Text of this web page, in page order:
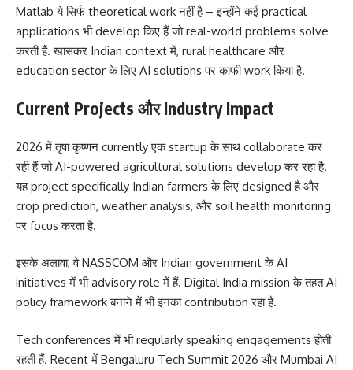
Matlab ये सिर्फ theoretical work नहीं है – इन्होंने कई practical
applications भी develop किए हैं जो real-world problems solve
करती हैं. खासकर Indian context में, rural healthcare और
education sector के लिए AI solutions पर काफी work किया है.
Current Projects और Industry Impact
2026 में तृषा कृष्णन currently एक startup के साथ collaborate कर
रही हैं जो AI-powered agricultural solutions develop कर रहा है.
यह project specifically Indian farmers के लिए designed है और
crop prediction, weather analysis, और soil health monitoring
पर focus करता है.
इसके अलावा, वे NASSCOM और Indian government के AI
initiatives में भी advisory role में हैं. Digital India mission के तहत AI
policy framework बनाने में भी इनका contribution रहा है.
Tech conferences में भी regularly speaking engagements होती
रहती हैं. Recent में Bengaluru Tech Summit 2026 और Mumbai AI